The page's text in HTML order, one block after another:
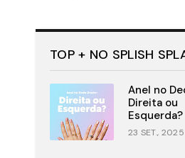
TOP + NO SPLISH
Anel no
Direita ou
Esquerda?
23 SET., 2025